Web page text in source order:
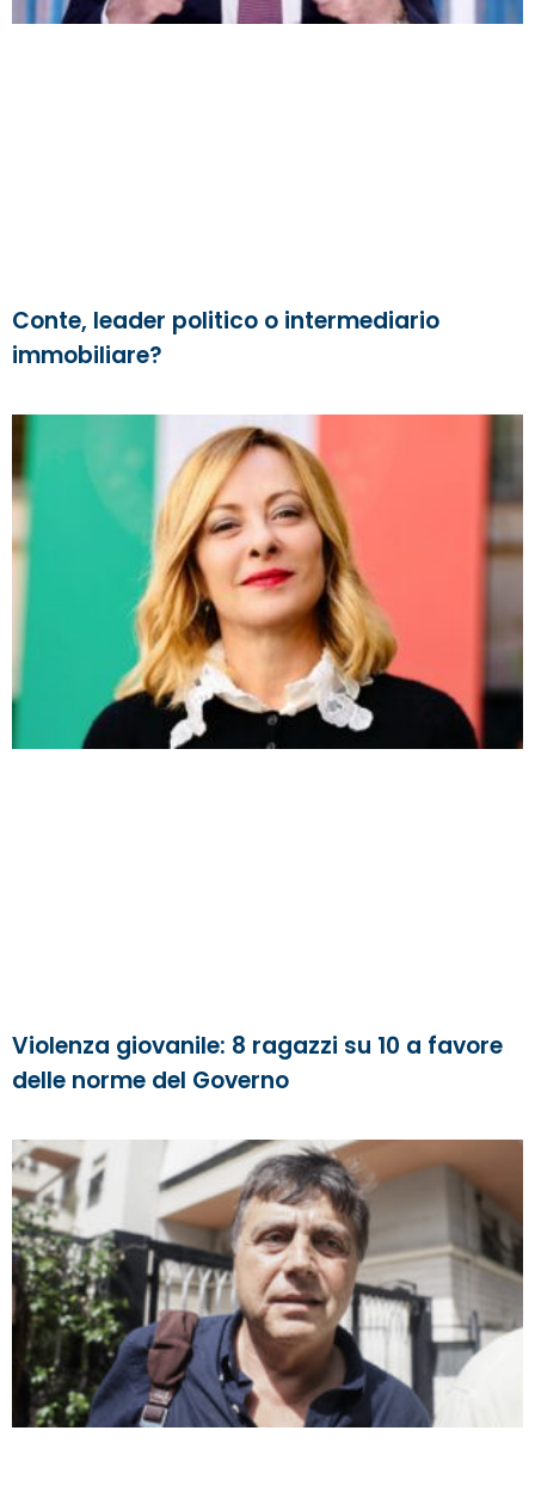
Conte, leader politico o intermediario
immobiliare?
Violenza giovanile: 8 ragazzi su 10 a favore
delle norme del Governo